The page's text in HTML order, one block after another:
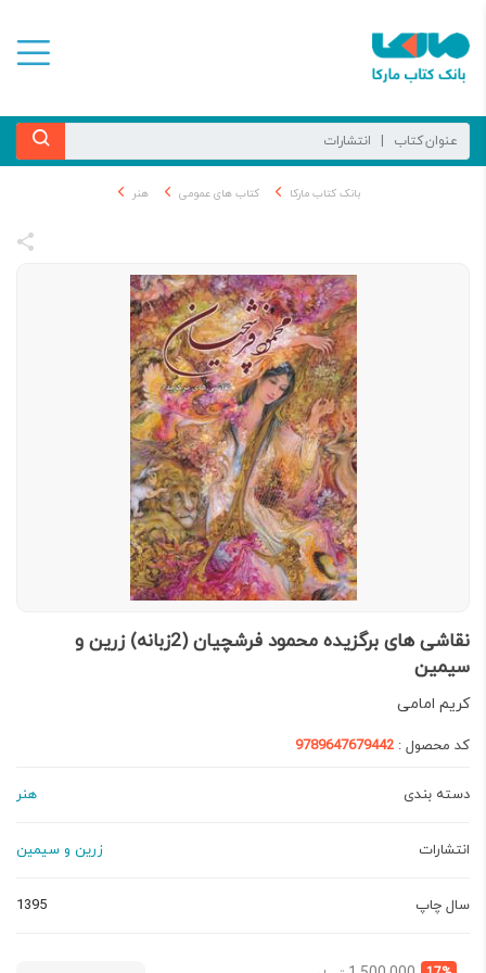
بانک کتاب مارکا کتاب های عمومی هنر
نقاشی های برگزیده محمود فرشچیان (2زبانه) زرین و
سیمین
کریم امامی
کد محصول : 9789647679442
دسته بندی هنر
انتشارات زرین و سیمین
سال چاپ 1395